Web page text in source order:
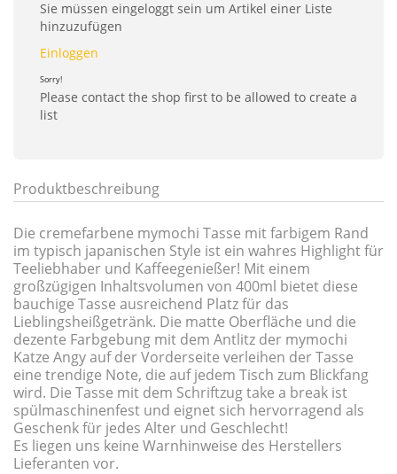
Sie müssen eingeloggt sein um Artikel einer Liste
hinzuzufügen
Einloggen
Sorry!
Please contact the shop first to be allowed to create a
list
Produktbeschreibung
Die cremefarbene mymochi Tasse mit farbigem Rand
im typisch japanischen Style ist ein wahres Highlight für
Teeliebhaber und Kaffeegenießer! Mit einem
großzügigen Inhaltsvolumen von 400ml bietet diese
bauchige Tasse ausreichend Platz für das
Lieblingsheißgetränk. Die matte Oberfläche und die
dezente Farbgebung mit dem Antlitz der mymochi
Katze Angy auf der Vorderseite verleihen der Tasse
eine trendige Note, die auf jedem Tisch zum Blickfang
wird. Die Tasse mit dem Schriftzug take a break ist
spülmaschinenfest und eignet sich hervorragend als
Geschenk für jedes Alter und Geschlecht!
Es liegen uns keine Warnhinweise des Herstellers
Lieferanten vor.